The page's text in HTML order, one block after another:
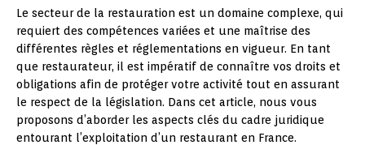
Le secteur de la restauration est un domaine complexe, qui
requiert des compétences variées et une maîtrise des
différentes règles et réglementations en vigueur. En tant
que restaurateur, il est impératif de connaître vos droits et
obligations afin de protéger votre activité tout en assurant
le respect de la législation. Dans cet article, nous vous
proposons d’aborder les aspects clés du cadre juridique
entourant l’exploitation d’un restaurant en France.